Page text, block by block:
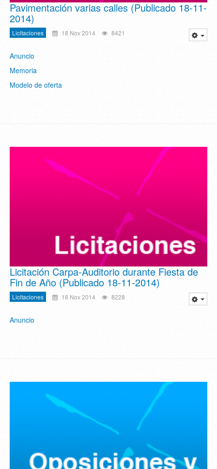
Pavimentación varias calles (Publicado 18-11-
2014)
Licitaciones 18 Nov 2014 8421
Anuncio
Memoria
Modelo de oferta
Licitación Carpa-Auditorio durante Fiesta de
Fin de Año (Publicado 18-11-2014)
Licitaciones 18 Nov 2014 8228
Anuncio